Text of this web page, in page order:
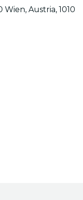
Wien, Austria, 1010